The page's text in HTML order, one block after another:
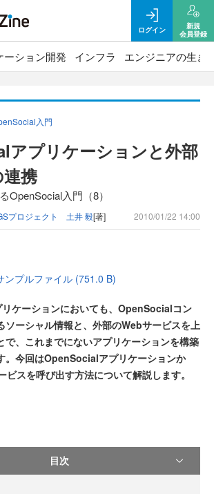
ログイン
新規
会員登録
ーション開発 インフラ エンジニアの生き
入門
アプリケーションと外部
携
OpenSocial入門（8）
プロジェクト 土井 毅[著] 2010/01/22 14:00
ンプルファイル (751.0 B)
ケーションにおいても、OpenSocialコン
ソーシャル情報と、外部のWebサービスを上
で、これまでにないアプリケーションを構築
。今回はOpenSocialアプリケーションか
ビスを呼び出す方法について解説します。
目次